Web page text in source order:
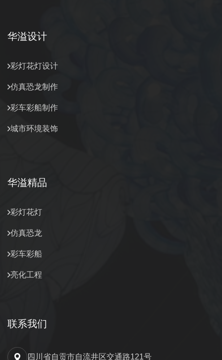
华溢设计
彩灯花灯设计
仿真恐龙制作
彩车彩船制作
城市环境装饰
华溢精品
彩灯花灯
仿真恐龙
彩车彩船
亮化工程
联系我们
四川省自贡市自流井区交通路121号